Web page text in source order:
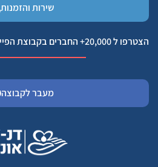
שירות והזמנות
הצטרפו ל 20,000+ החברים בקבוצת הפייסבוק שלנו ״מטפלים בהורים
מעבר לקבוצה